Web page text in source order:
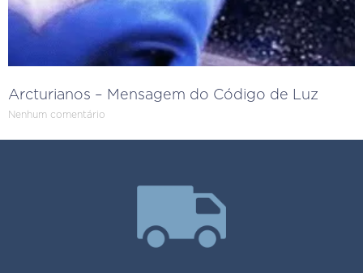
Arcturianos – Mensagem do Código de Luz
Nenhum comentário